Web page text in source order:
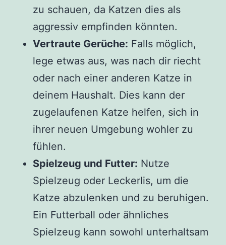
zu schauen, da Katzen dies als
aggressiv empfinden könnten.
Vertraute Gerüche: Falls möglich,
lege etwas aus, was nach dir riecht
oder nach einer anderen Katze in
deinem Haushalt. Dies kann der
zugelaufenen Katze helfen, sich in
ihrer neuen Umgebung wohler zu
fühlen.
Spielzeug und Futter: Nutze
Spielzeug oder Leckerlis, um die
Katze abzulenken und zu beruhigen.
Ein Futterball oder ähnliches
Spielzeug kann sowohl unterhaltsam